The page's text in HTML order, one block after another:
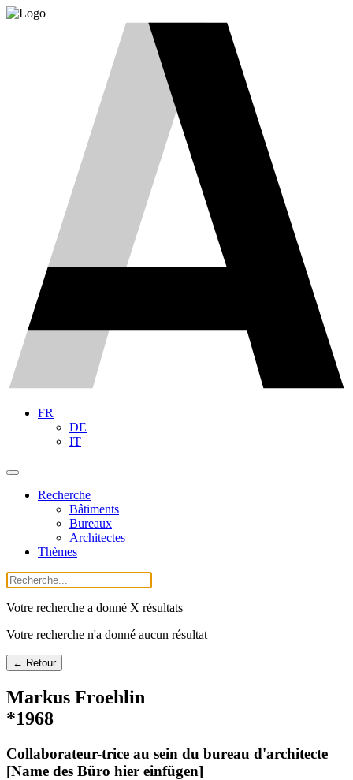
FR
DE
IT
Recherche
Bâtiments
Bureaux
Architectes
Thèmes
Votre recherche a donné X résultats
Votre recherche n'a donné aucun résultat
← Retour
Markus Froehlin
*1968
Collaborateur-trice au sein du bureau d'architecte
[Name des Büro hier einfügen]